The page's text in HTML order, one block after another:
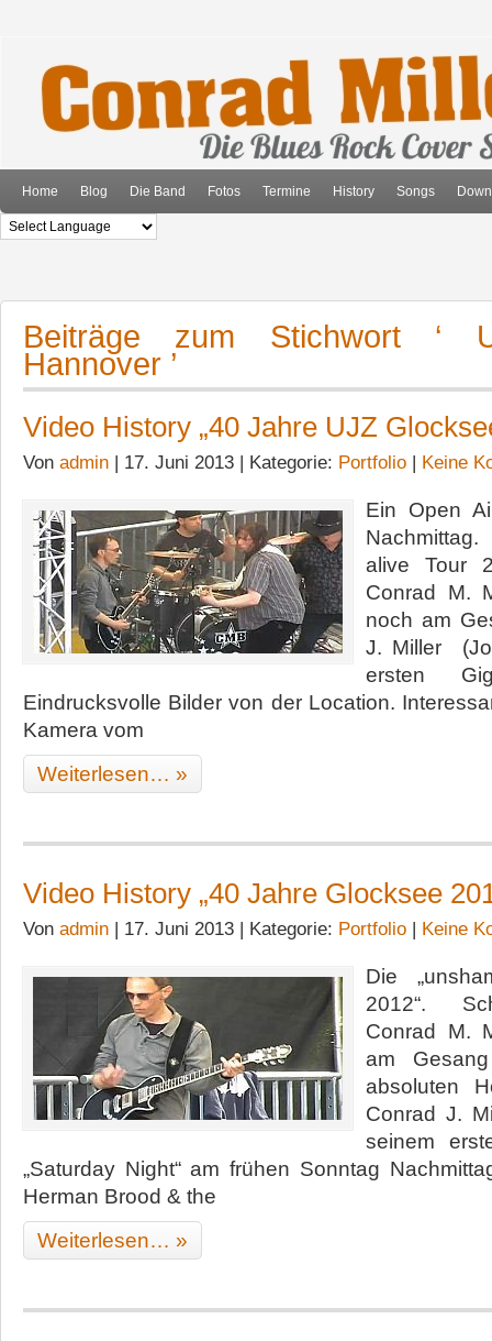
Home Blog Die Band Fotos Termine History Songs
Beiträge zum Stichwort ‘
Hannover ’
Video History „40 Jahre UJZ
Von admin | 17. Juni 2013 | Kategorie: Portfolio | Keine
Ein Open
alive Tour
Conrad M.
noch am
J. Miller
ersten
Eindrucksvolle Bilder von der Location.
Kamera vom
Weiterlesen… »
Video History „40 Jahre Glocksee
Von admin | 17. Juni 2013 | Kategorie: Portfolio | Keine
Die
2012“.
Conrad M.
am
absoluten
Conrad J.
seinem
„Saturday Night“ am frühen Sonntag
Herman Brood & the
Weiterlesen… »